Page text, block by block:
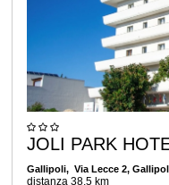
JOLI PARK
Gallipoli, Via Lecce 2,
distanza 38,5 km